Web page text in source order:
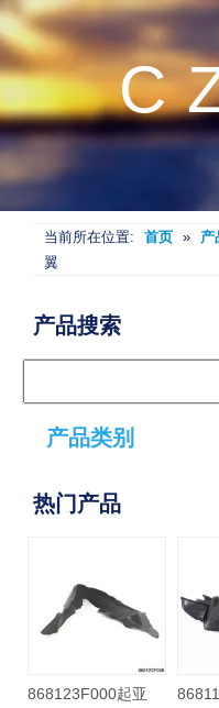
当前所在位置: 首页 » 产
翼
产品搜索
产品类别
热门产品
868123F000起亚